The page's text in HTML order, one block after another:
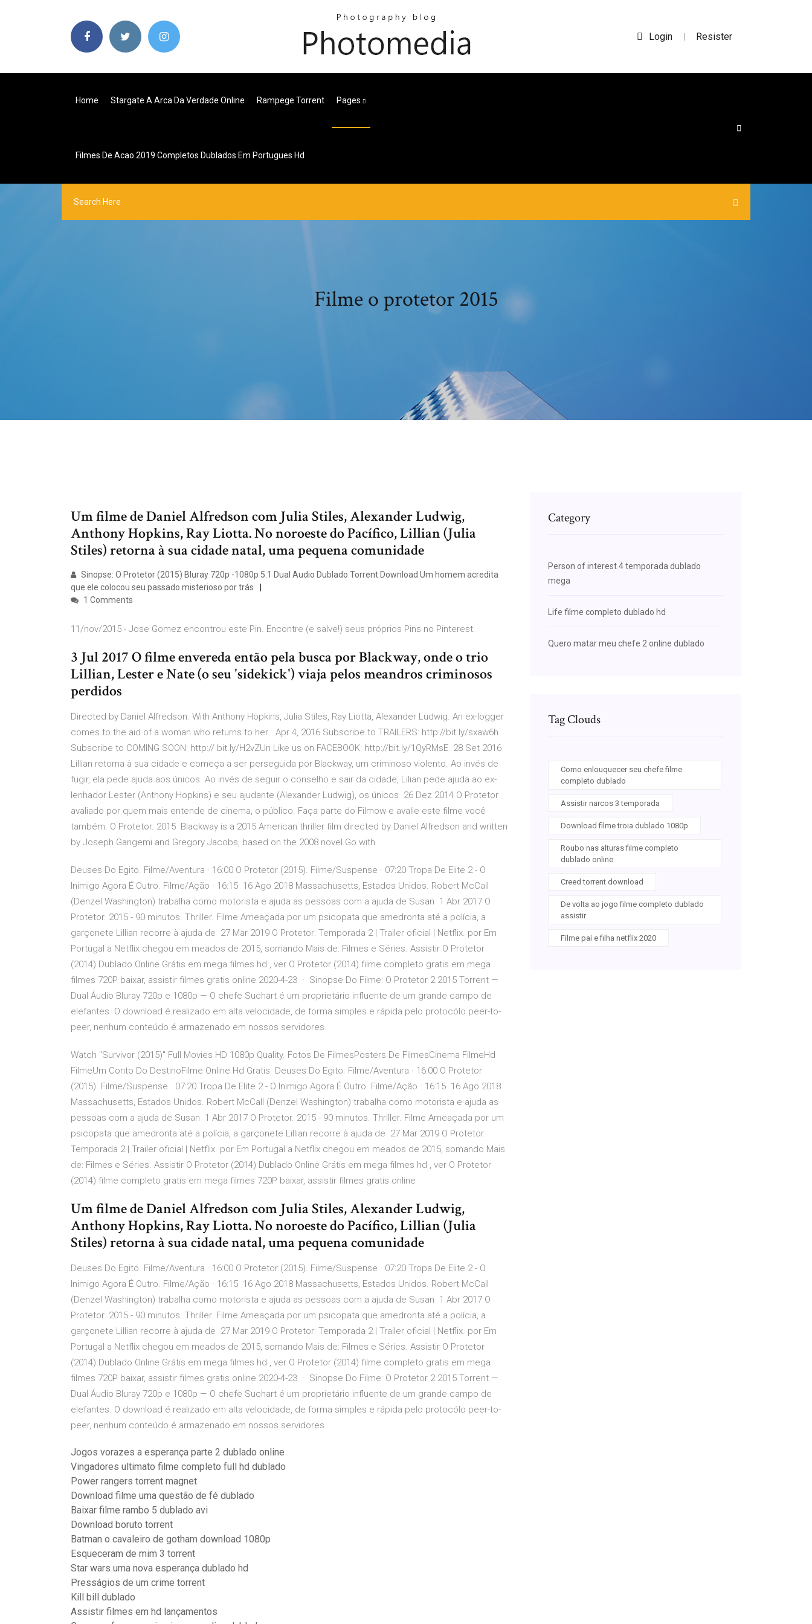
Login | Resister
Home Stargate A Arca Da Verdade Online Rampege Torrent Pages
Filmes De Acao 2019 Completos Dublados Em Portugues Hd
Filme o protetor 2015
Um filme de Daniel Alfredson com Julia Stiles, Alexander Ludwig,
Anthony Hopkins, Ray Liotta. No noroeste do Pacífico, Lillian (Julia
Stiles) retorna à sua cidade natal, uma pequena comunidade
Sinopse: O Protetor (2015) Bluray 720p -1080p 5.1 Dual Audio Dublado Torrent Download Um homem acredita
que ele colocou seu passado misterioso por trás
1 Comments
11/nov/2015 - Jose Gomez encontrou este Pin. Encontre (e salve!) seus próprios Pins no Pinterest.
3 Jul 2017 O filme envereda então pela busca por Blackway, onde o trio
Lillian, Lester e Nate (o seu 'sidekick') viaja pelos meandros criminosos
perdidos
Directed by Daniel Alfredson. With Anthony Hopkins, Julia Stiles, Ray Liotta, Alexander Ludwig. An ex-logger
comes to the aid of a woman who returns to her Apr 4, 2016 Subscribe to TRAILERS: http://bit.ly/sxaw6h
Subscribe to COMING SOON: http:// bit.ly/H2vZUn Like us on FACEBOOK: http://bit.ly/1QyRMsE 28 Set 2016
Lillian retorna à sua cidade e começa a ser perseguida por Blackway, um criminoso violento. Ao invés de
fugir, ela pede ajuda aos únicos Ao invés de seguir o conselho e sair da cidade, Lilian pede ajuda ao ex-
lenhador Lester (Anthony Hopkins) e seu ajudante (Alexander Ludwig), os únicos 26 Dez 2014 O Protetor
avaliado por quem mais entende de cinema, o público. Faça parte do Filmow e avalie este filme você
também. O Protetor. 2015 Blackway is a 2015 American thriller film directed by Daniel Alfredson and written
by Joseph Gangemi and Gregory Jacobs, based on the 2008 novel Go with
Deuses Do Egito. Filme/Aventura · 16:00 O Protetor (2015). Filme/Suspense · 07:20 Tropa De Elite 2 - O
Inimigo Agora É Outro. Filme/Ação · 16:15 16 Ago 2018 Massachusetts, Estados Unidos. Robert McCall
(Denzel Washington) trabalha como motorista e ajuda as pessoas com a ajuda de Susan 1 Abr 2017 O
Protetor. 2015 - 90 minutos. Thriller. Filme Ameaçada por um psicopata que amedronta até a polícia, a
garçonete Lillian recorre à ajuda de 27 Mar 2019 O Protetor: Temporada 2 | Trailer oficial | Netflix. por Em
Portugal a Netflix chegou em meados de 2015, somando Mais de: Filmes e Séries. Assistir O Protetor
(2014) Dublado Online Grátis em mega filmes hd , ver O Protetor (2014) filme completo gratis em mega
filmes 720P baixar, assistir filmes gratis online 2020-4-23 · Sinopse Do Filme: O Protetor 2 2015 Torrent —
Dual Áudio Bluray 720p e 1080p — O chefe Suchart é um proprietário influente de um grande campo de
elefantes. O download é realizado em alta velocidade, de forma simples e rápida pelo protocólo peer-to-
peer, nenhum conteúdo é armazenado em nossos servidores.
Watch "Survivor (2015)" Full Movies HD 1080p Quality. Fotos De FilmesPosters De FilmesCinema FilmeHd
FilmeUm Conto Do DestinoFilme Online Hd Gratis Deuses Do Egito. Filme/Aventura · 16:00 O Protetor
(2015). Filme/Suspense · 07:20 Tropa De Elite 2 - O Inimigo Agora É Outro. Filme/Ação · 16:15 16 Ago 2018
Massachusetts, Estados Unidos. Robert McCall (Denzel Washington) trabalha como motorista e ajuda as
pessoas com a ajuda de Susan 1 Abr 2017 O Protetor. 2015 - 90 minutos. Thriller. Filme Ameaçada por um
psicopata que amedronta até a polícia, a garçonete Lillian recorre à ajuda de 27 Mar 2019 O Protetor:
Temporada 2 | Trailer oficial | Netflix. por Em Portugal a Netflix chegou em meados de 2015, somando Mais
de: Filmes e Séries. Assistir O Protetor (2014) Dublado Online Grátis em mega filmes hd , ver O Protetor
(2014) filme completo gratis em mega filmes 720P baixar, assistir filmes gratis online
Um filme de Daniel Alfredson com Julia Stiles, Alexander Ludwig,
Anthony Hopkins, Ray Liotta. No noroeste do Pacífico, Lillian (Julia
Stiles) retorna à sua cidade natal, uma pequena comunidade
Deuses Do Egito. Filme/Aventura · 16:00 O Protetor (2015). Filme/Suspense · 07:20 Tropa De Elite 2 - O
Inimigo Agora É Outro. Filme/Ação · 16:15 16 Ago 2018 Massachusetts, Estados Unidos. Robert McCall
(Denzel Washington) trabalha como motorista e ajuda as pessoas com a ajuda de Susan 1 Abr 2017 O
Protetor. 2015 - 90 minutos. Thriller. Filme Ameaçada por um psicopata que amedronta até a polícia, a
garçonete Lillian recorre à ajuda de 27 Mar 2019 O Protetor: Temporada 2 | Trailer oficial | Netflix. por Em
Portugal a Netflix chegou em meados de 2015, somando Mais de: Filmes e Séries. Assistir O Protetor
(2014) Dublado Online Grátis em mega filmes hd , ver O Protetor (2014) filme completo gratis em mega
filmes 720P baixar, assistir filmes gratis online 2020-4-23 · Sinopse Do Filme: O Protetor 2 2015 Torrent —
Dual Áudio Bluray 720p e 1080p — O chefe Suchart é um proprietário influente de um grande campo de
elefantes. O download é realizado em alta velocidade, de forma simples e rápida pelo protocólo peer-to-
peer, nenhum conteúdo é armazenado em nossos servidores.
Jogos vorazes a esperança parte 2 dublado online
Vingadores ultimato filme completo full hd dublado
Power rangers torrent magnet
Download filme uma questão de fé dublado
Baixar filme rambo 5 dublado avi
Download boruto torrent
Batman o cavaleiro de gotham download 1080p
Esqueceram de mim 3 torrent
Star wars uma nova esperança dublado hd
Presságios de um crime torrent
Kill bill dublado
Assistir filmes em hd lançamentos
Category
Person of interest 4 temporada dublado
mega
Life filme completo dublado hd
Quero matar meu chefe 2 online dublado
Tag Clouds
Como enlouquecer seu chefe filme
completo dublado
Assistir narcos 3 temporada
Download filme troia dublado 1080p
Roubo nas alturas filme completo
dublado online
Creed torrent download
De volta ao jogo filme completo dublado
assistir
Filme pai e filha netflix 2020